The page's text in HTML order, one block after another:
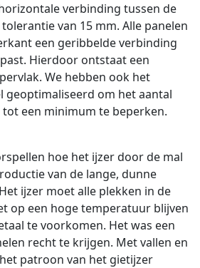
verbinding tussen de
van 15 mm. Alle panelen
een geribbelde verbinding
Hierdoor ontstaat een
We hebben ook het
geoptimaliseerd om het aantal
een minimum te beperken.
hoe het ijzer door de mal
van de lange, dunne
ijzer moet alle plekken in de
op een hoge temperatuur blijven
te voorkomen. Het was een
recht te krijgen. Met vallen en
patroon van het gietijzer